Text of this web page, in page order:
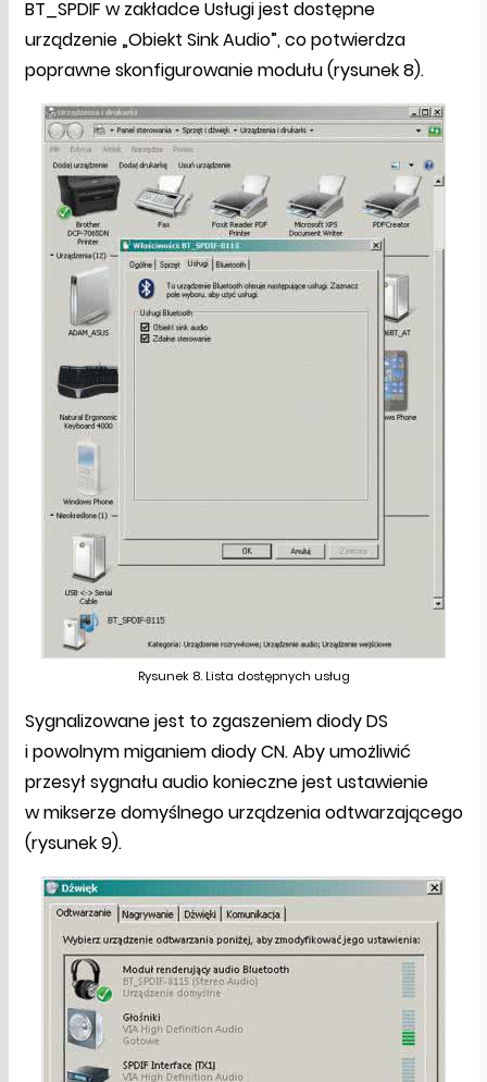
BT_SPDIF w zakładce Usługi jest dostępne
urządzenie „Obiekt Sink Audio”, co potwierdza
poprawne skonfigurowanie modułu (rysunek 8).
Rysunek 8. Lista dostępnych usług
Sygnalizowane jest to zgaszeniem diody DS
i powolnym miganiem diody CN. Aby umożliwić
przesył sygnału audio konieczne jest ustawienie
w mikserze domyślnego urządzenia odtwarzającego
(rysunek 9).